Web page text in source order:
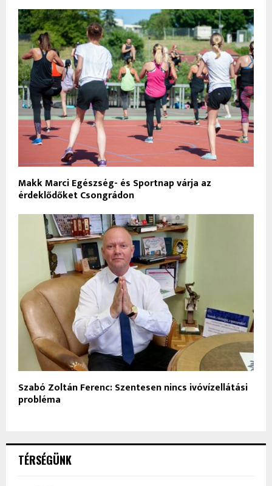
Makk Marci Egészség- és Sportnap várja az
érdeklődőket Csongrádon
Szabó Zoltán Ferenc: Szentesen nincs ivóvízellátási
probléma
TÉRSÉGÜNK